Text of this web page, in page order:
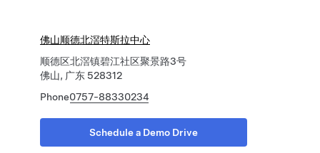
佛山顺德北滘特斯拉中心
顺德区北滘镇碧江社区聚景路3号
佛山, 广东 528312
Phone0757-88330234
Schedule a Demo Drive